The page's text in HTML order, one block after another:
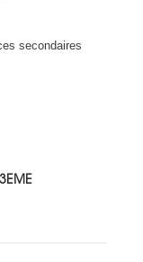
secondaires